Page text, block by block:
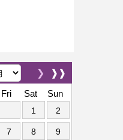
❱❱
❯
Fri Sat Sun
1 2
7 8 9